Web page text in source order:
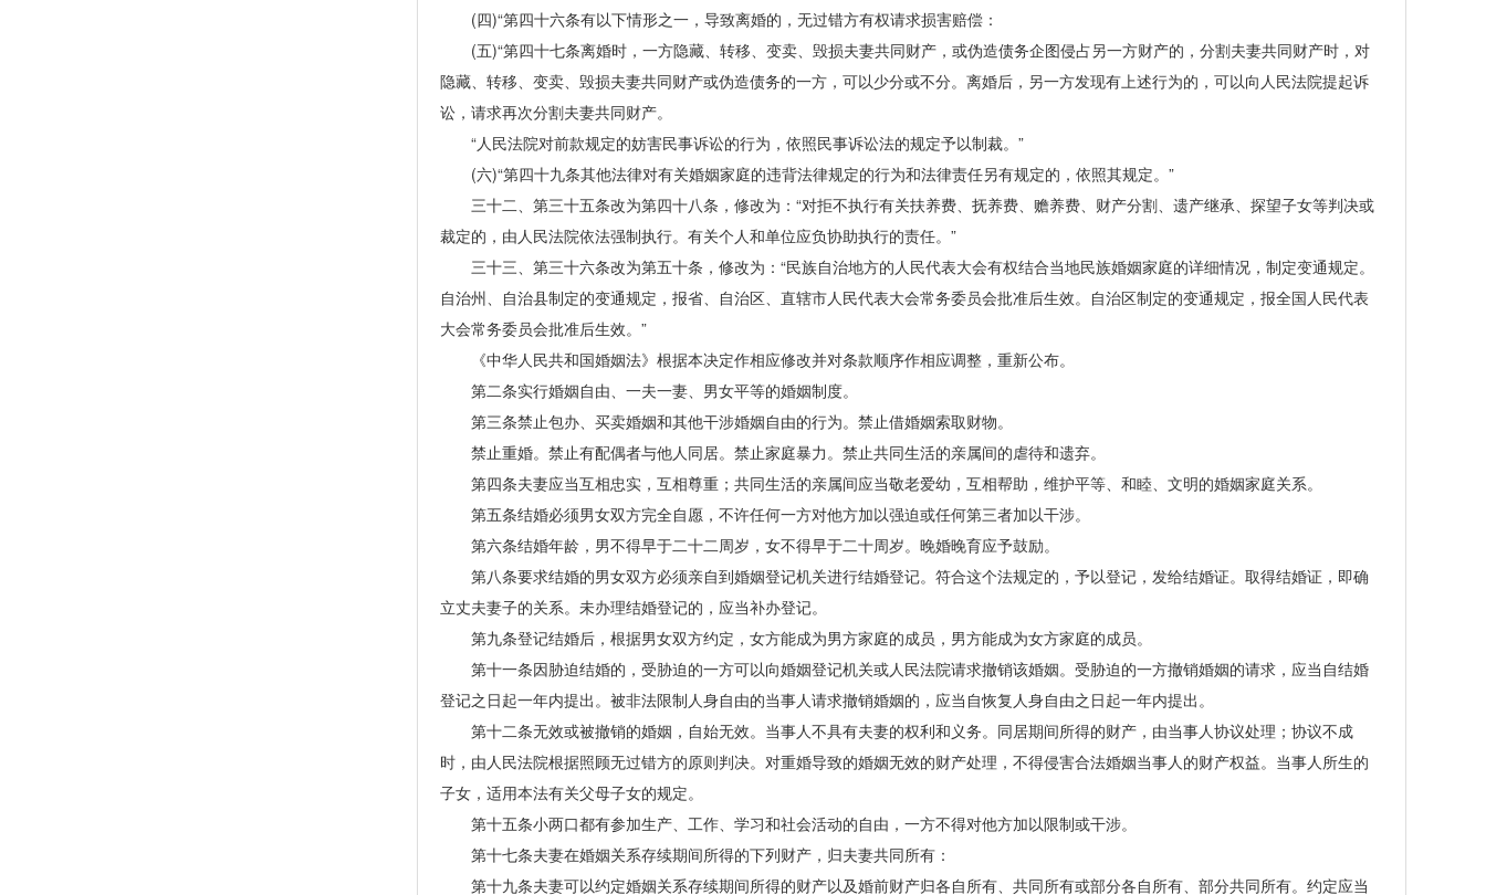
(四)“第四十六条有以下情形之一，导致离婚的，无过错方有权请求损害赔偿：
(五)“第四十七条离婚时，一方隐藏、转移、变卖、毁损夫妻共同财产，或伪造债务企图侵占另一方财产的，分割夫妻共同财产时，对
隐藏、转移、变卖、毁损夫妻共同财产或伪造债务的一方，可以少分或不分。离婚后，另一方发现有上述行为的，可以向人民法院提起诉
讼，请求再次分割夫妻共同财产。
“人民法院对前款规定的妨害民事诉讼的行为，依照民事诉讼法的规定予以制裁。”
(六)“第四十九条其他法律对有关婚姻家庭的违背法律规定的行为和法律责任另有规定的，依照其规定。”
三十二、第三十五条改为第四十八条，修改为：“对拒不执行有关扶养费、抚养费、赡养费、财产分割、遗产继承、探望子女等判决或
裁定的，由人民法院依法强制执行。有关个人和单位应负协助执行的责任。”
三十三、第三十六条改为第五十条，修改为：“民族自治地方的人民代表大会有权结合当地民族婚姻家庭的详细情况，制定变通规定。
自治州、自治县制定的变通规定，报省、自治区、直辖市人民代表大会常务委员会批准后生效。自治区制定的变通规定，报全国人民代表
大会常务委员会批准后生效。”
《中华人民共和国婚姻法》根据本决定作相应修改并对条款顺序作相应调整，重新公布。
第二条实行婚姻自由、一夫一妻、男女平等的婚姻制度。
第三条禁止包办、买卖婚姻和其他干涉婚姻自由的行为。禁止借婚姻索取财物。
禁止重婚。禁止有配偶者与他人同居。禁止家庭暴力。禁止共同生活的亲属间的虐待和遗弃。
第四条夫妻应当互相忠实，互相尊重；共同生活的亲属间应当敬老爱幼，互相帮助，维护平等、和睦、文明的婚姻家庭关系。
第五条结婚必须男女双方完全自愿，不许任何一方对他方加以强迫或任何第三者加以干涉。
第六条结婚年龄，男不得早于二十二周岁，女不得早于二十周岁。晚婚晚育应予鼓励。
第八条要求结婚的男女双方必须亲自到婚姻登记机关进行结婚登记。符合这个法规定的，予以登记，发给结婚证。取得结婚证，即确
立丈夫妻子的关系。未办理结婚登记的，应当补办登记。
第九条登记结婚后，根据男女双方约定，女方能成为男方家庭的成员，男方能成为女方家庭的成员。
第十一条因胁迫结婚的，受胁迫的一方可以向婚姻登记机关或人民法院请求撤销该婚姻。受胁迫的一方撤销婚姻的请求，应当自结婚
登记之日起一年内提出。被非法限制人身自由的当事人请求撤销婚姻的，应当自恢复人身自由之日起一年内提出。
第十二条无效或被撤销的婚姻，自始无效。当事人不具有夫妻的权利和义务。同居期间所得的财产，由当事人协议处理；协议不成
时，由人民法院根据照顾无过错方的原则判决。对重婚导致的婚姻无效的财产处理，不得侵害合法婚姻当事人的财产权益。当事人所生的
子女，适用本法有关父母子女的规定。
第十五条小两口都有参加生产、工作、学习和社会活动的自由，一方不得对他方加以限制或干涉。
第十七条夫妻在婚姻关系存续期间所得的下列财产，归夫妻共同所有：
第十九条夫妻可以约定婚姻关系存续期间所得的财产以及婚前财产归各自所有、共同所有或部分各自所有、部分共同所有。约定应当